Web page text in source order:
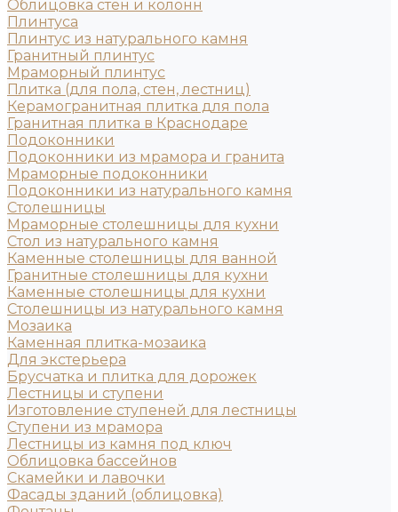
Облицовка стен и колонн
Плинтуса
Плинтус из натурального камня
Гранитный плинтус
Мраморный плинтус
Плитка (для пола, стен, лестниц)
Керамогранитная плитка для пола
Гранитная плитка в Краснодаре
Подоконники
Подоконники из мрамора и гранита
Мраморные подоконники
Подоконники из натурального камня
Столешницы
Мраморные столешницы для кухни
Стол из натурального камня
Каменные столешницы для ванной
Гранитные столешницы для кухни
Каменные столешницы для кухни
Столешницы из натурального камня
Мозаика
Каменная плитка-мозаика
Для экстерьера
Брусчатка и плитка для дорожек
Лестницы и ступени
Изготовление ступеней для лестницы
Ступени из мрамора
Лестницы из камня под ключ
Облицовка бассейнов
Скамейки и лавочки
Фасады зданий (облицовка)